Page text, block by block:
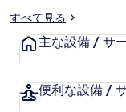
すべて見る
主な設備 / サ
便利な設備 /